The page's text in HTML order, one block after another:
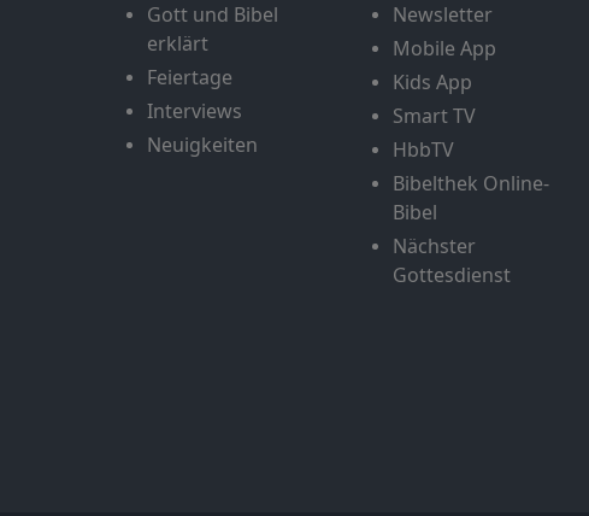
Gott und Bibel
erklärt
Feiertage
Interviews
Neuigkeiten
Newsletter
Mobile App
Kids App
Smart TV
HbbTV
Bibelthek Online-
Bibel
Nächster
Gottesdienst